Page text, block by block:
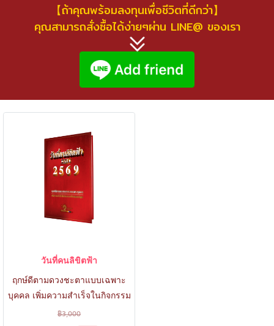
【ถ้าคุณพร้อมลงทุนเพื่อชีวิตที่ดีกว่า】
คุณสามารถสั่งซื้อได้ง่ายๆผ่าน LINE@ ของเรา
วันที่คนลิขิตฟ้า
ฤกษ์ดีตามดวงชะตาแบบเฉพาะ
บุคคล เพิ่มความสำเร็จในกิจกรรม
ที่ทำแบบทวีคูณ
฿3,000